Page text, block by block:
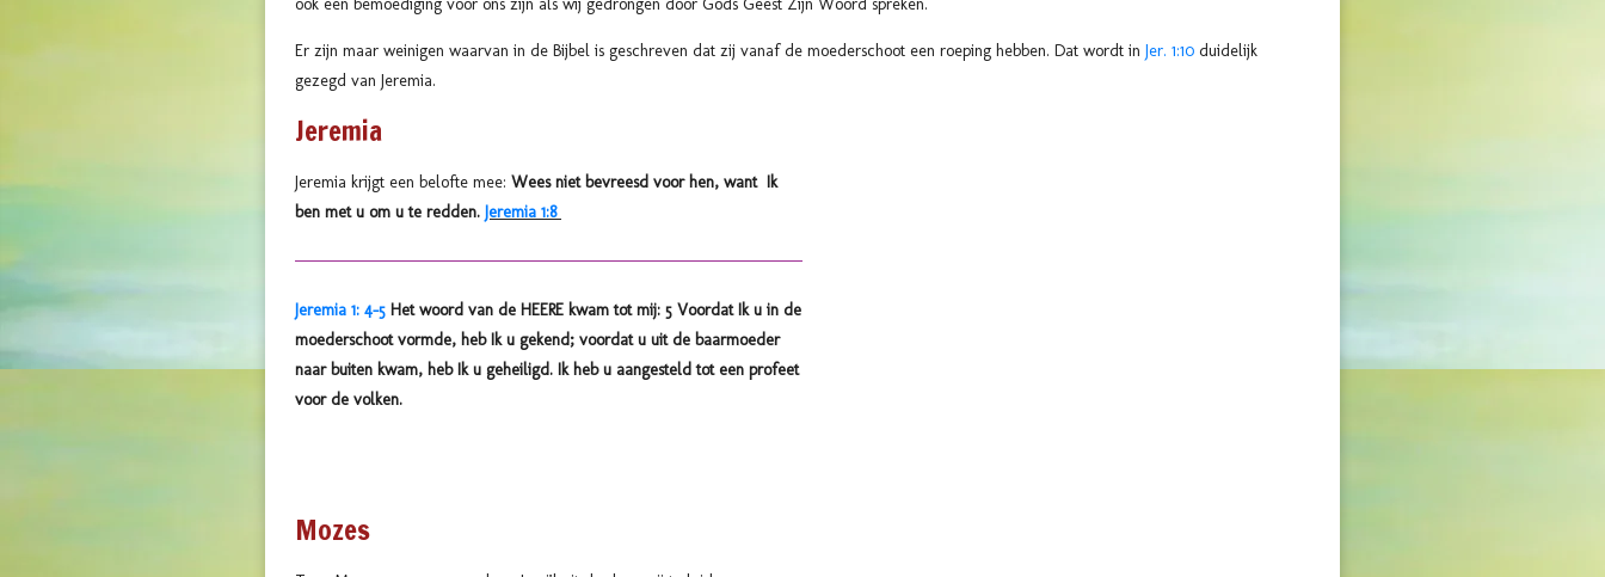
ook een bemoediging voor ons zijn als wij gedrongen door Gods Geest Zijn Woord spreken.
Er zijn maar weinigen waarvan in de Bijbel is geschreven dat zij vanaf de moederschoot een roeping hebben. Dat wordt in Jer. 1:10 duidelijk
gezegd van Jeremia.
Jeremia
Jeremia krijgt een belofte mee: Wees niet bevreesd voor hen, want Ik
ben met u om u te redden. Jeremia 1:8
Jeremia 1: 4-5 Het woord van de HEERE kwam tot mij: 5 Voordat Ik u in de
moederschoot vormde, heb Ik u gekend; voordat u uit de baarmoeder
naar buiten kwam, heb Ik u geheiligd. Ik heb u aangesteld tot een profeet
voor de volken.
Mozes